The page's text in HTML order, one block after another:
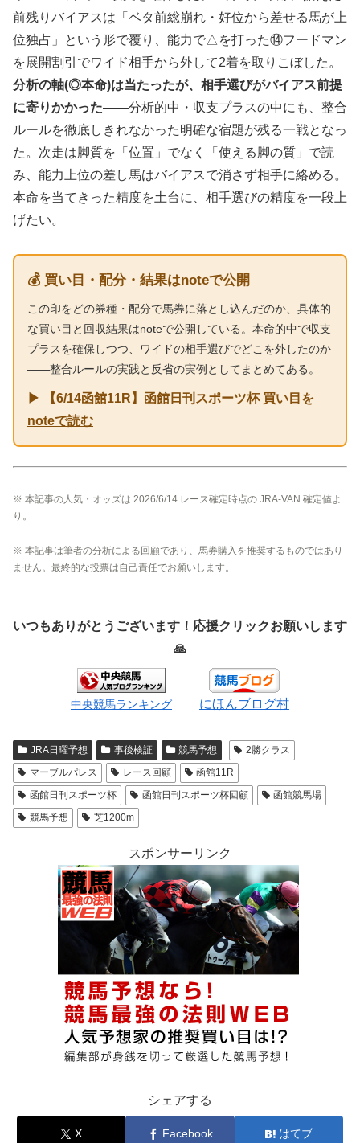
前残りバイアスは「ベタ前総崩れ・好位から差せる馬が上
位独占」という形で覆り、能力で△を打った⑭フードマン
を展開割引でワイド相手から外して2着を取りこぼした。
分析の軸(◎本命)は当たったが、相手選びがバイアス前提
に寄りかかった——分析的中・収支プラスの中にも、整合
ルールを徹底しきれなかった明確な宿題が残る一戦となっ
た。次走は脚質を「位置」でなく「使える脚の質」で読
み、能力上位の差し馬はバイアスで消さず相手に絡める。
本命を当てきった精度を土台に、相手選びの精度を一段上
げたい。
💰 買い目・配分・結果はnoteで公開
この印をどの券種・配分で馬券に落とし込んだのか、具体的
な買い目と回収結果はnoteで公開している。本命的中で収支
プラスを確保しつつ、ワイドの相手選びでどこを外したのか
——整合ルールの実践と反省の実例としてまとめてある。
▶ 【6/14函館11R】函館日刊スポーツ杯 買い目を
noteで読む
※ 本記事の人気・オッズは 2026/6/14 レース確定時点の JRA-VAN 確定値よ
り。
※ 本記事は筆者の分析による回顧であり、馬券購入を推奨するものではあり
ません。最終的な投票は自己責任でお願いします。
いつもありがとうございます！応援クリックお願いします
🙏
中央競馬ランキング にほんブログ村
JRA日曜予想 事後検証 競馬予想
2勝クラス
マーブルパレス
レース回顧
函館11R
函館日刊スポーツ杯
函館日刊スポーツ杯回顧
函館競馬場
競馬予想
芝1200m
スポンサーリンク
シェアする
X Facebook はてブ